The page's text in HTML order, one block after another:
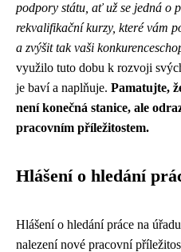
podpory státu, ať už se jedná o
rekvalifikační kurzy, které vám
a zvýšit tak vaši
využilo tuto dobu k rozvoji
je baví a naplňuje. Pamatujte,
není konečná stanice, ale
pracovním příležitostem.
Hlášení o hledání
Hlášení o hledání práce na
nalezení nové pracovní